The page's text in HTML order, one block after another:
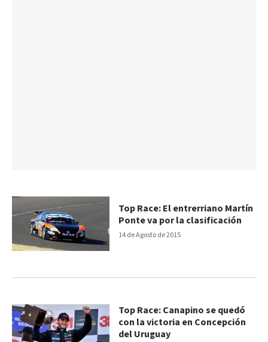
14 de Agosto de 2015
Top Race: El entrerriano Martín
Ponte va por la clasificación
Top Race: Canapino se quedó
con la victoria en Concepción
del Uruguay